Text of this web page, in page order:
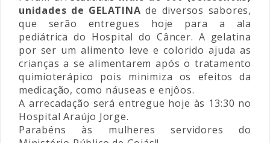
unidades de GELATINA de diversos sabores,
que serão entregues hoje para a ala
pediátrica do Hospital do Câncer. A gelatina
por ser um alimento leve e colorido ajuda as
crianças a se alimentarem após o tratamento
quimioterápico pois minimiza os efeitos da
medicação, como náuseas e enjôos.
A arrecadação será entregue hoje às 13:30 no
Hospital Araújo Jorge.
Parabéns às mulheres servidores do